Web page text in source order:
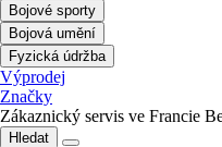
Bojové sporty
Bojová umění
Fyzická údržba
Výprodej
Značky
Zákaznický servis ve Francie
Hledat